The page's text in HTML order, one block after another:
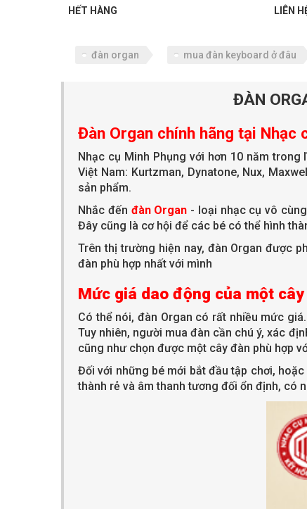
HẾT HÀNG LIÊN
đàn organ mua đàn keyboard ở đâu
ĐÀN
Đàn Organ chính hãng tại Nhạc
Nhạc cụ Minh Phụng với hơn 10 năm
Việt Nam: Kurtzman, Dynatone, Nux,
sản phẩm.
Nhắc đến đàn Organ - loại nhạc cụ vô
Đây cũng là cơ hội để các bé có thể hình
Trên thị trường hiện nay, đàn Organ được
đàn phù hợp nhất với mình
Mức giá dao động của một
Có thể nói, đàn Organ có rất nhiều mức
Tuy nhiên, người mua đàn cần chú ý, xác
cũng như chọn được một cây đàn phù hợp
Đối với những bé mới bắt đầu tập chơi,
thành rẻ và âm thanh tương đối ổn định, có